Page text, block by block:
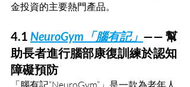
金投資的主要熱門產品。
4.1 NeuroGym「腦有記」 —— 幫
助長者進行腦部康復訓練於認知
障礙預防